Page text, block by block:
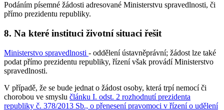
Podáním písemné žádosti adresované Ministerstvu spravedlnosti, či
přímo prezidentu republiky.
8. Na které instituci životní situaci řešit
Ministerstvo spravedlnosti - oddělení ústavněprávní; žádost lze také
podat přímo prezidentu republiky, řízení však provádí Ministerstvo
spravedlnosti.
V případě, že se bude jednat o žádost osoby, která trpí nemocí či
chorobou ve smyslu článku I. odst. 2 rozhodnutí prezidenta
republiky č. 378/2013 Sb., o přenesení pravomoci v řízení o udělení